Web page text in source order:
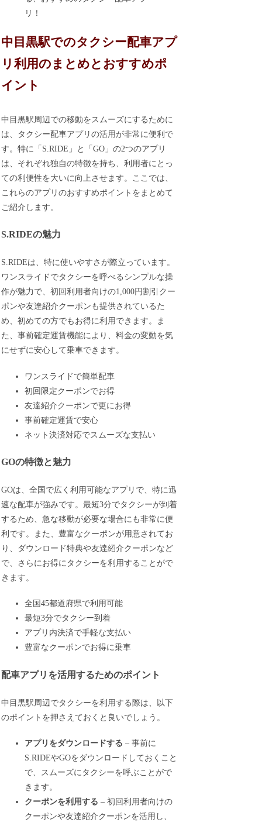
リ！
中目黒駅でのタクシー配車アプ
リ利用のまとめとおすすめポ
イント
中目黒駅周辺での移動をスムーズにするために
は、タクシー配車アプリの活用が非常に便利で
す。特に「S.RIDE」と「GO」の2つのアプリ
は、それぞれ独自の特徴を持ち、利用者にとっ
ての利便性を大いに向上させます。ここでは、
これらのアプリのおすすめポイントをまとめて
ご紹介します。
S.RIDEの魅力
S.RIDEは、特に使いやすさが際立っています。
ワンスライドでタクシーを呼べるシンプルな操
作が魅力で、初回利用者向けの1,000円割引クー
ポンや友達紹介クーポンも提供されているた
め、初めての方でもお得に利用できます。ま
た、事前確定運賃機能により、料金の変動を気
にせずに安心して乗車できます。
ワンスライドで簡単配車
初回限定クーポンでお得
友達紹介クーポンで更にお得
事前確定運賃で安心
ネット決済対応でスムーズな支払い
GOの特徴と魅力
GOは、全国で広く利用可能なアプリで、特に迅
速な配車が強みです。最短3分でタクシーが到着
するため、急な移動が必要な場合にも非常に便
利です。また、豊富なクーポンが用意されてお
り、ダウンロード特典や友達紹介クーポンなど
で、さらにお得にタクシーを利用することがで
きます。
全国45都道府県で利用可能
最短3分でタクシー到着
アプリ内決済で手軽な支払い
豊富なクーポンでお得に乗車
配車アプリを活用するためのポイント
中目黒駅周辺でタクシーを利用する際は、以下
のポイントを押さえておくと良いでしょう。
アプリをダウンロードする – 事前に
S.RIDEやGOをダウンロードしておくこと
で、スムーズにタクシーを呼ぶことがで
きます。
クーポンを利用する – 初回利用者向けの
クーポンや友達紹介クーポンを活用し、